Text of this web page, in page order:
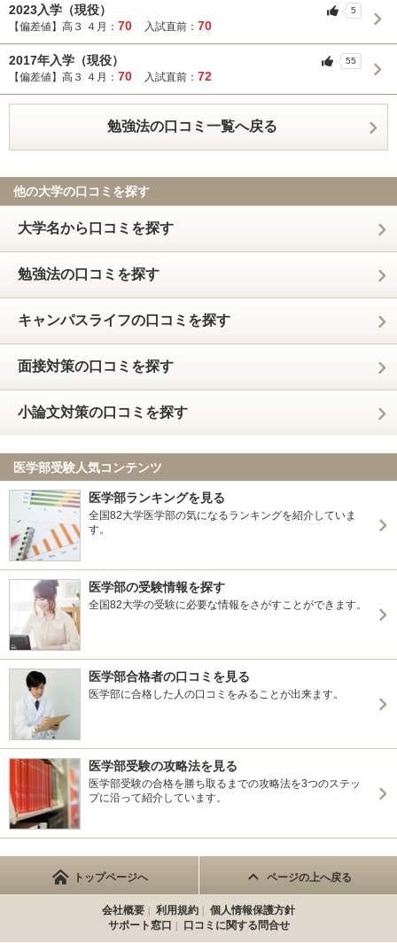
2023入学（現役）
【偏差値】高３ ４月： 70 入試直前： 70
5
2017年入学（現役）
【偏差値】高３ ４月： 70 入試直前： 72
55
勉強法の口コミ一覧へ戻る
他の大学の口コミを探す
大学名から口コミを探す
勉強法の口コミを探す
キャンパスライフの口コミを探す
面接対策の口コミを探す
小論文対策の口コミを探す
医学部受験人気コンテンツ
医学部ランキングを見る
全国82大学医学部の気になるランキングを紹介していま
す。
医学部の受験情報を探す
全国82大学の受験に必要な情報をさがすことができます。
医学部合格者の口コミを見る
医学部に合格した人の口コミをみることが出来ます。
医学部受験の攻略法を見る
医学部受験の合格を勝ち取るまでの攻略法を3つのステッ
プに沿って紹介しています。
トップページへ ページの上へ戻る
会社概要 利用規約
個人情報保護方針
サポート窓口
口コミに関する問合せ